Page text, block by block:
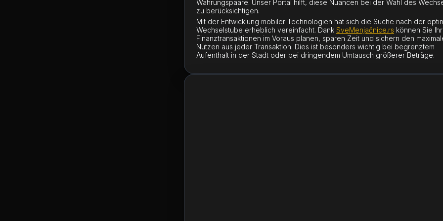
Währungspaare. Unser Portal hilft, diese Nuancen bei der Wahl des
zu berücksichtigen.
Mit der Entwicklung mobiler Technologien hat sich die Suche nach der
Wechselstube erheblich vereinfacht. Dank SveMenjačnice.rs können Sie
Finanztransaktionen im Voraus planen, sparen Zeit und sichern den
Nutzen aus jeder Transaktion. Dies ist besonders wichtig bei begrenztem
Aufenthalt in der Stadt oder bei dringendem Umtausch größerer Beträge.